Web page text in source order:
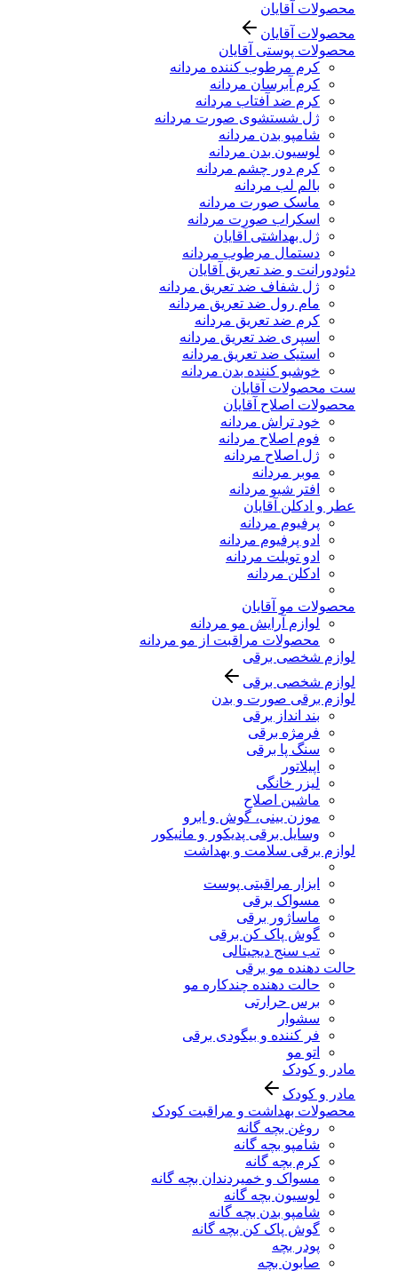
محصولات آقایان
محصولات آقایان
محصولات پوستی آقایان
کرم مرطوب کننده مردانه
کرم آبرسان مردانه
کرم ضد آفتاب مردانه
ژل شستشوی صورت مردانه
شامپو بدن مردانه
لوسیون بدن مردانه
کرم دور چشم مردانه
بالم لب مردانه
ماسک صورت مردانه
اسکراب صورت مردانه
ژل بهداشتی آقایان
دستمال مرطوب مردانه
دئودورانت و ضد تعریق آقایان
ژل شفاف ضد تعریق مردانه
مام رول ضد تعریق مردانه
کرم ضد تعریق مردانه
اسپری ضد تعریق مردانه
استیک ضد تعریق مردانه
خوشبو کننده بدن مردانه
ست محصولات آقایان
محصولات اصلاح آقایان
خود تراش مردانه
فوم اصلاح مردانه
ژل اصلاح مردانه
موبر مردانه
افتر شیو مردانه
عطر و ادکلن آقایان
پرفیوم مردانه
ادو پرفیوم مردانه
ادو تویلت مردانه
ادکلن مردانه
محصولات مو آقایان
لوازم آرایش مو مردانه
محصولات مراقبت از مو مردانه
لوازم شخصی برقی
لوازم شخصی برقی
لوازم برقی صورت و بدن
بند انداز برقی
فرمژه برقی
سنگ پا برقی
اپیلاتور
لیزر خانگی
ماشین اصلاح
موزن بینی، گوش و ابرو
وسایل برقی پدیکور و مانیکور
لوازم برقی سلامت و بهداشت
ابزار مراقبتی پوست
مسواک برقی
ماساژور برقی
گوش پاک کن برقی
تب سنج دیجیتالی
حالت دهنده مو برقی
حالت دهنده چندکاره مو
برس حرارتی
سشوار
فر کننده و بیگودی برقی
اتو مو
مادر و کودک
مادر و کودک
محصولات بهداشت و مراقبت کودک
روغن بچه گانه
شامپو بچه گانه
کرم بچه گانه
مسواک و خمیردندان بچه گانه
لوسیون بچه گانه
شامپو بدن بچه گانه
گوش پاک کن بچه گانه
پودر بچه
صابون بچه